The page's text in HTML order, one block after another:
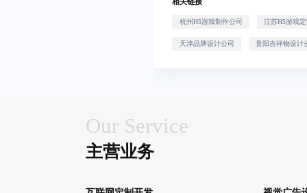
杭州H5游戏制作公司 江苏H5游戏
天津品牌设计公司 贵阳吉祥物设计
Our Service
主营业务